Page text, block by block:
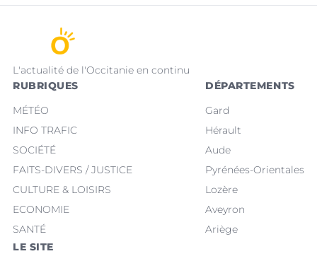
L'actualité de l'Occitanie en continu
RUBRIQUES
MÉTÉO
INFO TRAFIC
SOCIÉTÉ
FAITS-DIVERS / JUSTICE
CULTURE & LOISIRS
ECONOMIE
SANTÉ
DÉPARTEMENTS
Gard
Hérault
Aude
Pyrénées-Orientales
Lozère
Aveyron
Ariège
LE SITE